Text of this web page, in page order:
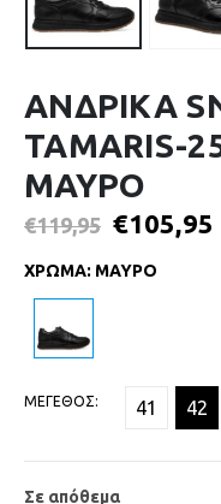
ΑΝΔΡΙΚΑ
TAMARIS-
ΜΑΥΡΟ
€119,95 €105,95
ΧΡΩΜΑ: ΜΑΥΡΟ
ΜΕΓΕΘΟΣ 41 42
Σε απόθεμα